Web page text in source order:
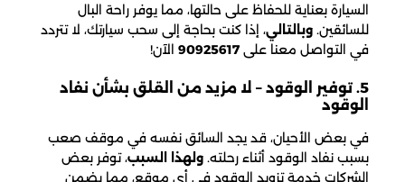
السيارة بعناية للحفاظ على حالتها، مما يوفر راحة البال
للسائقين. وبالتالي، إذا كنت بحاجة إلى سحب سيارتك، لا تتردد
في التواصل معنا على 90925617 الآن!
5. توفير الوقود – لا مزيد من القلق بشأن نفاد
الوقود
في بعض الأحيان، قد يجد السائق نفسه في موقف صعب
بسبب نفاد الوقود أثناء رحلته. ولهذا السبب، توفر بعض
الشركات خدمة تزويد الوقود في أي موقع، مما يضمن